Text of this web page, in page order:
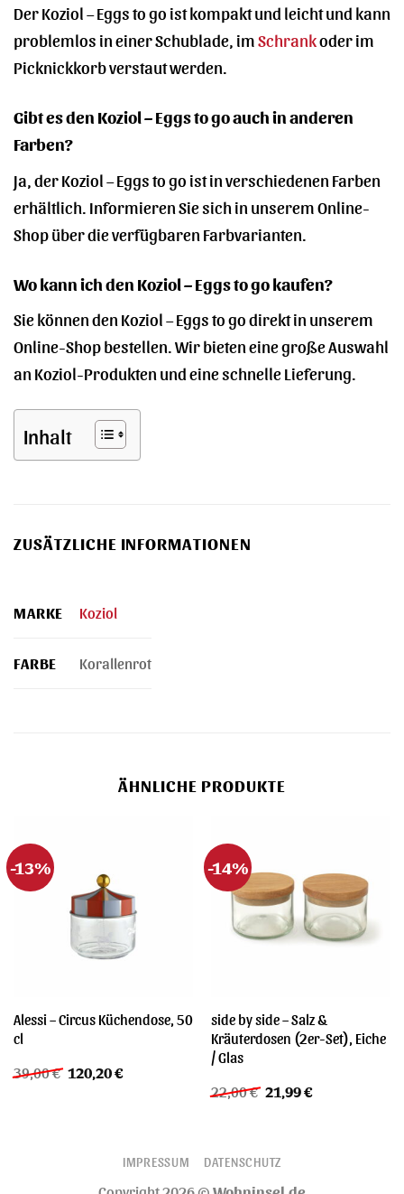
Der Koziol – Eggs to go ist kompakt und leicht und kann
problemlos in einer Schublade, imSchrankoder im
Picknickkorb verstaut werden.
Gibt es den Koziol – Eggs to go auch in anderen
Farben?
Ja, der Koziol – Eggs to go ist in verschiedenen Farben
erhältlich. Informieren Sie sich in unserem Online-
Shop über die verfügbaren Farbvarianten.
Wo kann ich den Koziol – Eggs to go kaufen?
Sie können den Koziol – Eggs to go direkt in unserem
Online-Shop bestellen. Wir bieten eine große Auswahl
an Koziol-Produkten und eine schnelle Lieferung.
Inhalt
ZUSÄTZLICHE INFORMATIONEN
MARKE Koziol
FARBE Korallenrot
ÄHNLICHE PRODUKTE
-13%
Alessi – Circus Küchendose, 50
cl
39,00€ Ursprünglicher
Preis
120,20€Aktueller
-14%
side by side – Salz &
Kräuterdosen (2er-Set), Eiche
/ Glas
22,00€ Ursprünglicher
Preis
21,99€Aktueller
IMPRESSUM DATENSCHUTZ